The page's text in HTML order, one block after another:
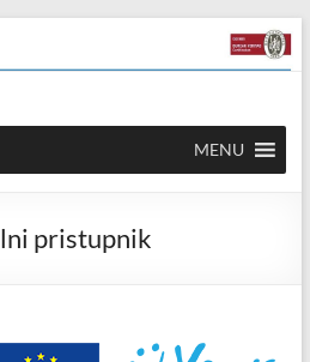
MENU
pristupnik